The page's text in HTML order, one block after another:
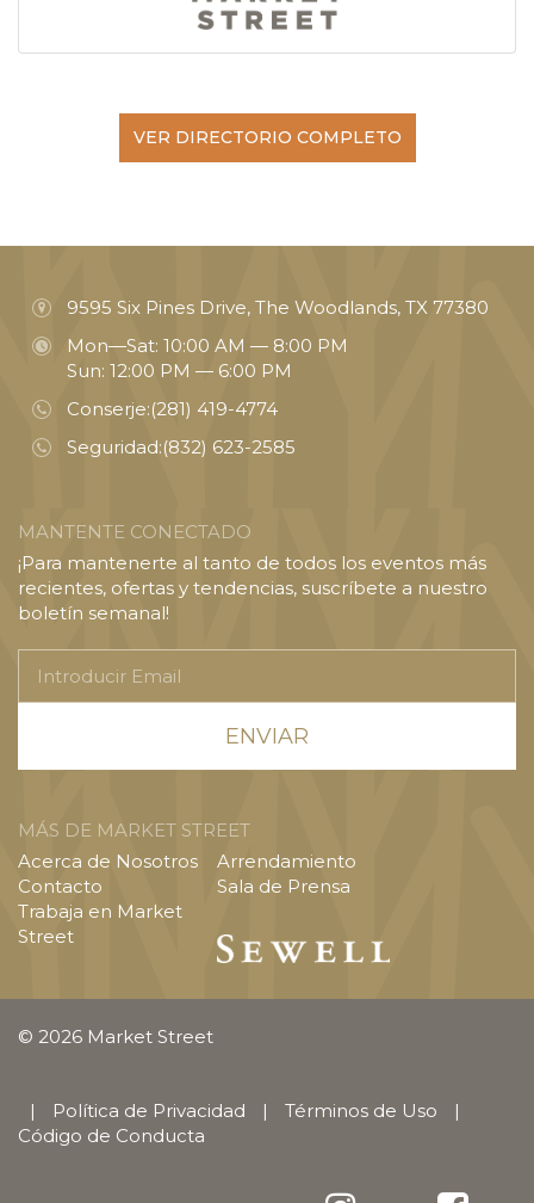
VER DIRECTORIO COMPLETO
9595 Six Pines Drive, The Woodlands, TX 77380
Mon—Sat: 10:00 AM — 8:00 PM
Sun: 12:00 PM — 6:00 PM
Conserje:(281) 419-4774
Seguridad:(832) 623-2585
MANTENTE CONECTADO
¡Para mantenerte al tanto de todos los eventos más
recientes, ofertas y tendencias, suscríbete a nuestro
boletín semanal!
Email
MÁS DE MARKET STREET
Acerca de Nosotros
Contacto
Trabaja en Market
Street
Arrendamiento
Sala de Prensa
© 2026 Market Street
| Política de Privacidad | Términos de Uso
|
Código de Conducta